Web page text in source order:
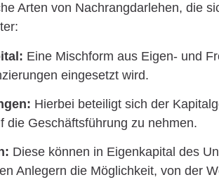
Arten von Nachrangdarlehen, die
Eine Mischform aus Eigen- und
eingesetzt wird.
Hierbei beteiligt sich der
die Geschäftsführung zu nehmen.
Diese können in Eigenkapital des
Anlegern die Möglichkeit, von der